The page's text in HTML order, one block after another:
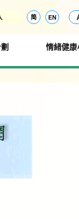
简 EN
情緒健康